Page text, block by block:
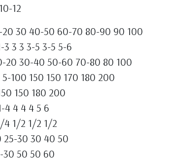
12
30 40-50 60-70 80-90 90 100
3 3 3 3-5 3-5 5-6
20 30-40 50-60 70-80 80 100
100 150 150 170 180 200
150 180 200
4 4 4 4 5 6
4 1/2 1/2 1/2
25-30 30 40 50
30 50 50 60